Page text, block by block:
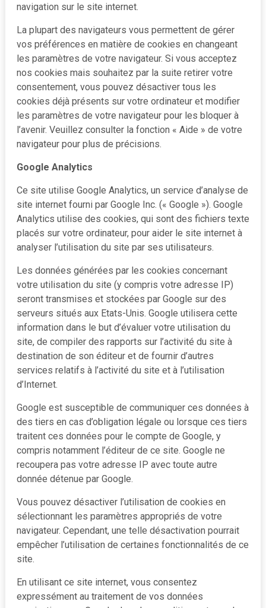
navigation sur le site internet.
La plupart des navigateurs vous permettent de gérer
vos préférences en matière de cookies en changeant
les paramètres de votre navigateur. Si vous acceptez
nos cookies mais souhaitez par la suite retirer votre
consentement, vous pouvez désactiver tous les
cookies déjà présents sur votre ordinateur et modifier
les paramètres de votre navigateur pour les bloquer à
l’avenir. Veuillez consulter la fonction « Aide » de votre
navigateur pour plus de précisions.
Google Analytics
Ce site utilise Google Analytics, un service d’analyse de
site internet fourni par Google Inc. (« Google »). Google
Analytics utilise des cookies, qui sont des fichiers texte
placés sur votre ordinateur, pour aider le site internet à
analyser l’utilisation du site par ses utilisateurs.
Les données générées par les cookies concernant
votre utilisation du site (y compris votre adresse IP)
seront transmises et stockées par Google sur des
serveurs situés aux Etats-Unis. Google utilisera cette
information dans le but d’évaluer votre utilisation du
site, de compiler des rapports sur l’activité du site à
destination de son éditeur et de fournir d’autres
services relatifs à l’activité du site et à l’utilisation
d’Internet.
Google est susceptible de communiquer ces données à
des tiers en cas d’obligation légale ou lorsque ces tiers
traitent ces données pour le compte de Google, y
compris notamment l’éditeur de ce site. Google ne
recoupera pas votre adresse IP avec toute autre
donnée détenue par Google.
Vous pouvez désactiver l’utilisation de cookies en
sélectionnant les paramètres appropriés de votre
navigateur. Cependant, une telle désactivation pourrait
empêcher l’utilisation de certaines fonctionnalités de ce
site.
En utilisant ce site internet, vous consentez
expressément au traitement de vos données